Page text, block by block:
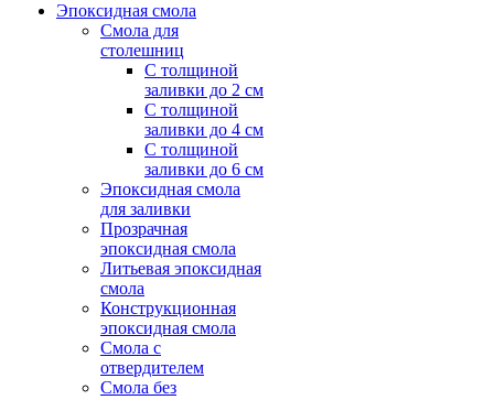
Эпоксидная смола
Смола для
столешниц
С толщиной
заливки до 2 см
С толщиной
заливки до 4 см
С толщиной
заливки до 6 см
Эпоксидная смола
для заливки
Прозрачная
эпоксидная смола
Литьевая эпоксидная
смола
Конструкционная
эпоксидная смола
Смола с
отвердителем
Смола без